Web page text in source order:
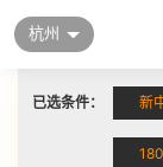
杭州
已选条件： 新